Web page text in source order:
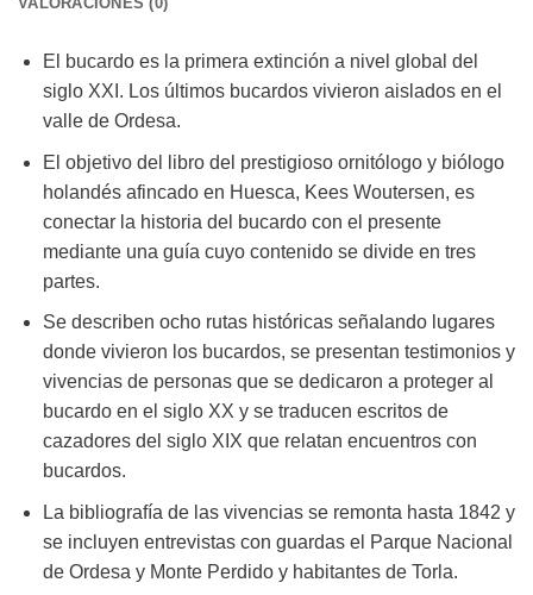
El bucardo es la primera extinción a nivel global del
siglo XXI. Los últimos bucardos vivieron aislados en el
valle de Ordesa.
El objetivo del libro del prestigioso ornitólogo y biólogo
holandés afincado en Huesca, Kees Woutersen, es
conectar la historia del bucardo con el presente
mediante una guía cuyo contenido se divide en tres
partes.
Se describen ocho rutas históricas señalando lugares
donde vivieron los bucardos, se presentan testimonios y
vivencias de personas que se dedicaron a proteger al
bucardo en el siglo XX y se traducen escritos de
cazadores del siglo XIX que relatan encuentros con
bucardos.
La bibliografía de las vivencias se remonta hasta 1842 y
se incluyen entrevistas con guardas el Parque Nacional
de Ordesa y Monte Perdido y habitantes de Torla.